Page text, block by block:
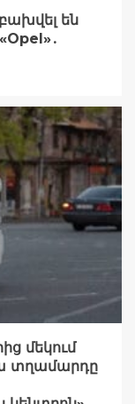
են
մեկում
տղամարդը